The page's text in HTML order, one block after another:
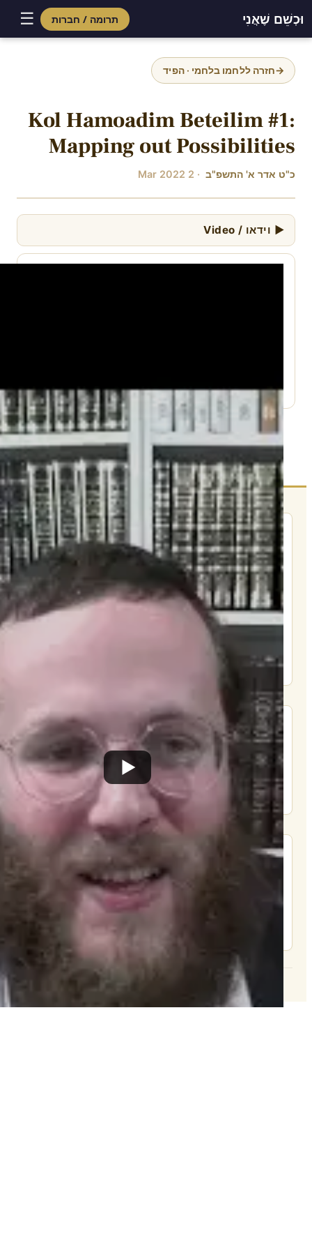
וּכְשֵׁם שֶׁאֲנִי תרומה / חברות ☰
→חזרה ללחמו בלחמי · הפיד
Kol Hamoadim Beteilim #1:
Mapping out Possibilities
כ"ט אדר א' התשפ"ב · 2 Mar 2022
▶ וידאו / Video
עמוד היוטיוב ↗
הרשם לרשימת אימייל שבועי
תרומה
תמכו בהמשך הפצת שיעורים ותכנים
Donate
מצא אותנו בעוד מקומות